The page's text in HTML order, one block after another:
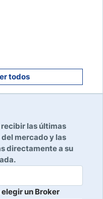
Leer reseña
todos
las últimas
mercado y las
directamente a su
un Broker